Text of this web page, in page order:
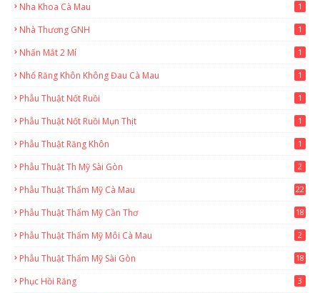
Nha Khoa Cà Mau 1
Nhà Thương GNH 1
Nhấn Mắt 2 Mí 1
Nhổ Răng Khôn Không Đau Cà Mau 1
Phẫu Thuật Nốt Ruồi 1
Phẫu Thuật Nốt Ruồi Mụn Thịt 1
Phẫu Thuật Răng Khôn 1
Phẫu Thuật Th Mỹ Sài Gòn 2
Phẫu Thuật Thẩm Mỹ Cà Mau
22
Phẫu Thuật Thẩm Mỹ Cần Thơ
18
Phẫu Thuật Thẩm Mỹ Môi Cà Mau 2
Phẫu Thuật Thẩm Mỹ Sài Gòn
18
Phục Hồi Răng 3